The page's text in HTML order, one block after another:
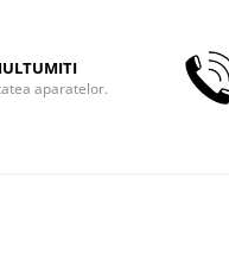
aparatelor.